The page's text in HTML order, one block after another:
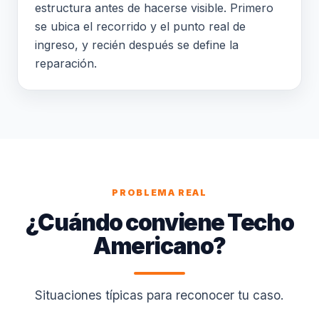
estructura antes de hacerse visible. Primero
se ubica el recorrido y el punto real de
ingreso, y recién después se define la
reparación.
PROBLEMA REAL
¿Cuándo conviene Techo
Americano?
Situaciones típicas para reconocer tu caso.